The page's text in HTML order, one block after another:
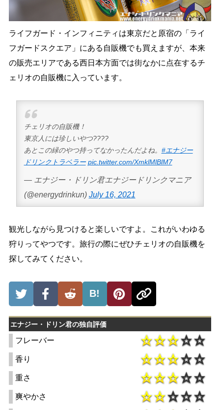
ライフガード・インフィニティは東京だと原宿の「ライ
フガードスクエア」にある自販機でも買えますが、本来
の販売エリアである西日本方面では街なかに点在するチ
ェリオの自販機に入っています。
チェリオの自販機！
東京人には珍しいやつ????
あとこの緑のやつ持ってなかったんだよね。 #エナジー
ドリンクトラベラー pic.twitter.com/XmklMlBlM7
— エナジー・ドリン君エナジードリンクマニア
(@energydrinkun) July 16, 2021
観光しながら見つけると楽しいですよ。これがいわゆる
狩りってやつです。旅行の際にぜひチェリオの自販機を
探してみてください。
B!
エナジー・ドリン君の独自評価
フレーバー
香り
重さ
爽やかさ